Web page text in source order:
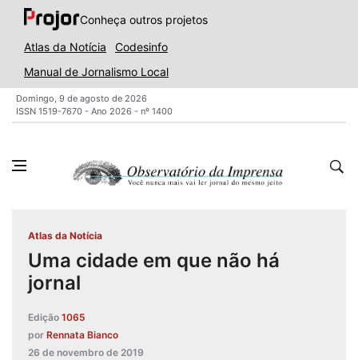
Conheça outros projetos
Atlas da Notícia
Codesinfo
Manual de Jornalismo Local
Domingo, 9 de agosto de 2026
ISSN 1519-7670 - Ano 2026 - nº 1400
Atlas da Notícia
Uma cidade em que não há
jornal
Edição 1065
por Rennata Bianco
26 de novembro de 2019